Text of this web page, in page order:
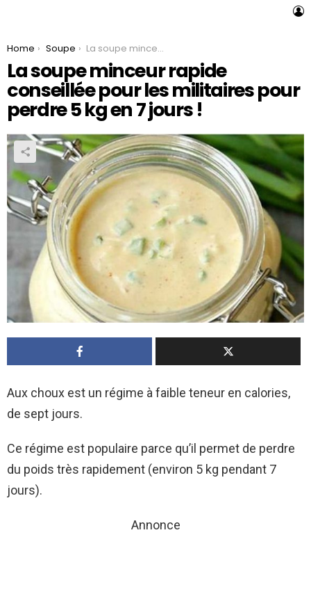
You are here:
Home Soupe La soupe minceur rapide conseillée pour les militaires pour perdre 5 kg en 7 jours !
La soupe minceur rapide
conseillée pour les militaires pour
perdre 5 kg en 7 jours !
Aux choux est un régime à faible teneur en calories,
de sept jours.
Ce régime est populaire parce qu’il permet de perdre
du poids très rapidement (environ 5 kg pendant 7
jours).
Annonce